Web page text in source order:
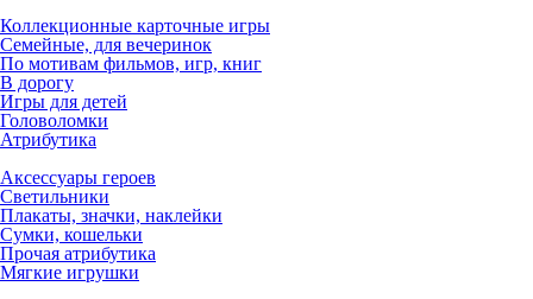
Коллекционные карточные игры
Семейные, для вечеринок
По мотивам фильмов, игр, книг
В дорогу
Игры для детей
Головоломки
Атрибутика
Аксессуары героев
Светильники
Плакаты, значки, наклейки
Сумки, кошельки
Прочая атрибутика
Мягкие игрушки